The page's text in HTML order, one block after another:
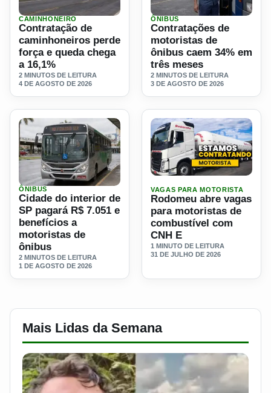
Ler materia: Contratação de caminhoneiros perde força e
CAMINHONEIRO
Contratação de
caminhoneiros perde
força e queda chega
a 16,1%
2 MINUTOS DE LEITURA
4 DE AGOSTO DE 2026
Ler materia: Contratações
ÔNIBUS
Contratações de
motoristas de
ônibus caem 34% em
três meses
2 MINUTOS DE LEITURA
3 DE AGOSTO DE 2026
Ler materia: Cidade do interior de SP pagará R$ 7.051 e
ÔNIBUS
Cidade do interior de
SP pagará R$ 7.051 e
benefícios a
motoristas de
ônibus
2 MINUTOS DE LEITURA
1 DE AGOSTO DE 2026
VAGAS PARA MOTORISTA
Rodomeu abre vagas
para motoristas de
combustível com
CNH E
1 MINUTO DE LEITURA
31 DE JULHO DE 2026
Mais Lidas da Semana